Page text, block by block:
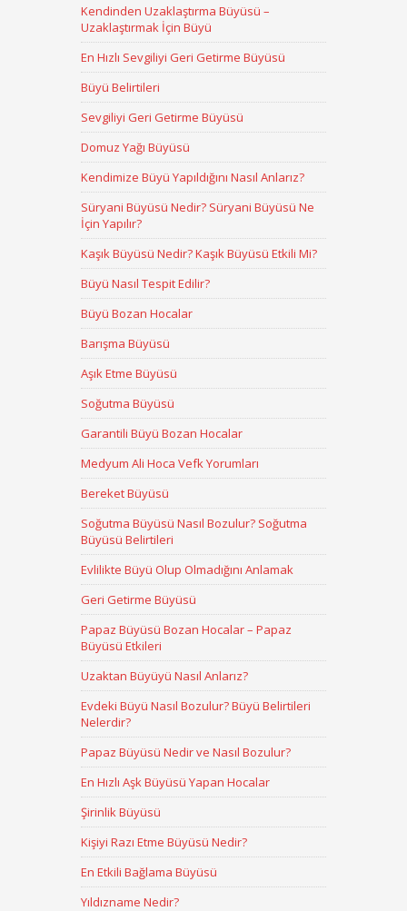
Kendinden Uzaklaştırma Büyüsü –
Uzaklaştırmak İçin Büyü
En Hızlı Sevgiliyi Geri Getirme Büyüsü
Büyü Belirtileri
Sevgiliyi Geri Getirme Büyüsü
Domuz Yağı Büyüsü
Kendimize Büyü Yapıldığını Nasıl Anlarız?
Süryani Büyüsü Nedir? Süryani Büyüsü Ne
İçin Yapılır?
Kaşık Büyüsü Nedir? Kaşık Büyüsü Etkili Mi?
Büyü Nasıl Tespit Edilir?
Büyü Bozan Hocalar
Barışma Büyüsü
Aşık Etme Büyüsü
Soğutma Büyüsü
Garantili Büyü Bozan Hocalar
Medyum Ali Hoca Vefk Yorumları
Bereket Büyüsü
Soğutma Büyüsü Nasıl Bozulur? Soğutma
Büyüsü Belirtileri
Evlilikte Büyü Olup Olmadığını Anlamak
Geri Getirme Büyüsü
Papaz Büyüsü Bozan Hocalar – Papaz
Büyüsü Etkileri
Uzaktan Büyüyü Nasıl Anlarız?
Evdeki Büyü Nasıl Bozulur? Büyü Belirtileri
Nelerdir?
Papaz Büyüsü Nedir ve Nasıl Bozulur?
En Hızlı Aşk Büyüsü Yapan Hocalar
Şirinlik Büyüsü
Kişiyi Razı Etme Büyüsü Nedir?
En Etkili Bağlama Büyüsü
Yıldızname Nedir?